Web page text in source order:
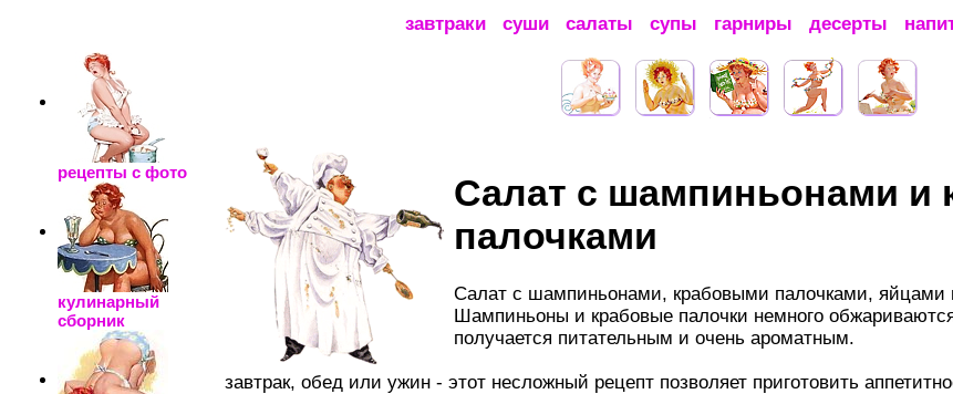
рецепты с фото
кулинарный
сборник
завтраки суши салаты супы гарниры десерты
Салат с шампиньонами и
палочками
Салат с шампиньонами, крабовыми палочками, яйцами
Шампиньоны и крабовые палочки немного
получается питательным и очень ароматным.
завтрак, обед или ужин - этот несложный рецепт позволяет приготовить